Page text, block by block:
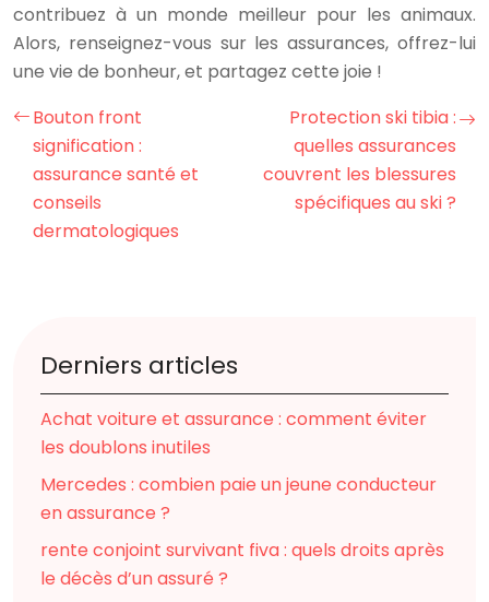
contribuez à un monde meilleur pour les animaux.
Alors, renseignez-vous sur les assurances, offrez-lui
une vie de bonheur, et partagez cette joie !
Bouton front
signification :
assurance santé et
conseils
dermatologiques
Protection ski tibia :
quelles assurances
couvrent les blessures
spécifiques au ski ?
Derniers articles
Achat voiture et assurance : comment éviter
les doublons inutiles
Mercedes : combien paie un jeune conducteur
en assurance ?
rente conjoint survivant fiva : quels droits après
le décès d’un assuré ?